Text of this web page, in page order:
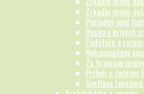
Zrkadlo mojej
Posledný apel
Rusko v krivých
Podstata a
Nehomogénny
Za hranicou
Príbeh o Jasnom
Svetlana